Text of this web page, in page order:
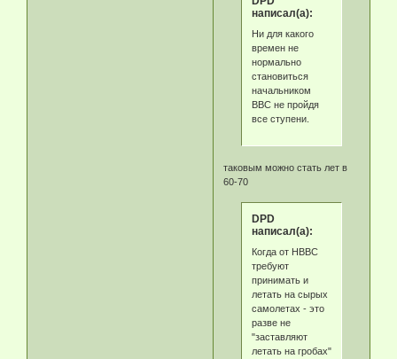
написал(а):
Ни для какого
времен не
нормально
становиться
начальником
ВВС не пройдя
все ступени.
таковым можно стать лет в
60-70
DPD
написал(а):
Когда от НВВС
требуют
принимать и
летать на сырых
самолетах - это
разве не
"заставляют
летать на гробах"